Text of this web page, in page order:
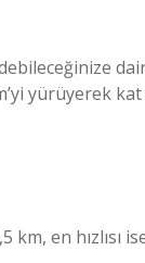
yürüyerek
km, en hızlısı